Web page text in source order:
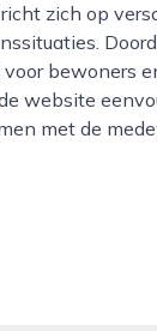
zich op
bewoners
website
met de